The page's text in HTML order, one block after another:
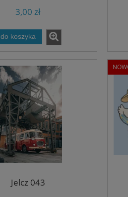
3,00 zł
do koszyka
Jelcz 043